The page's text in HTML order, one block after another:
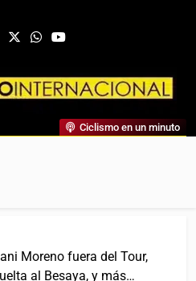
Mundial. Entrevistas, Análisis,
Web Ciclista De Referencia.
Ciclismo en un minuto
Moreno fuera del Tour,
al Besaya, y más…